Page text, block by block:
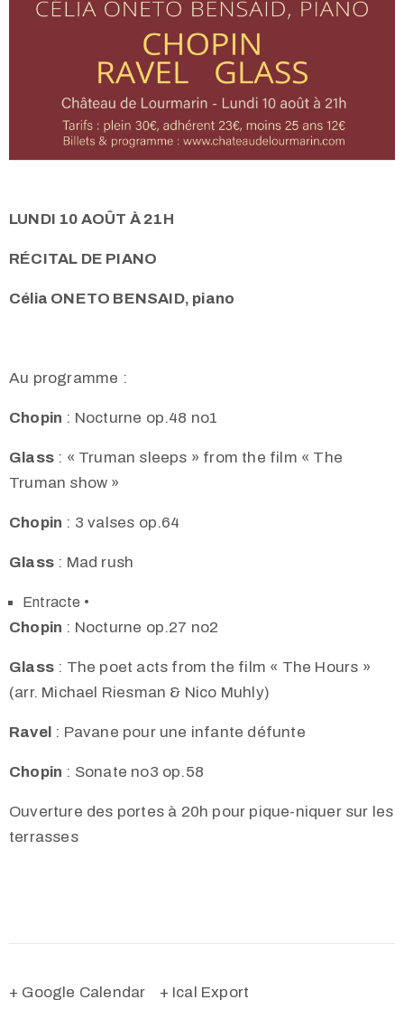
LUNDI 10 AOÛT À 21H
RÉCITAL DE PIANO
Célia ONETO BENSAID, piano
Au programme :
Chopin : Nocturne op.48 no1
Glass : « Truman sleeps » from the film « The
Truman show »
Chopin : 3 valses op.64
Glass : Mad rush
Entracte •
Chopin : Nocturne op.27 no2
Glass : The poet acts from the film « The Hours »
(arr. Michael Riesman & Nico Muhly)
Ravel : Pavane pour une infante défunte
Chopin : Sonate no3 op.58
Ouverture des portes à 20h pour pique-niquer sur les
terrasses
+ Google Calendar + Ical Export